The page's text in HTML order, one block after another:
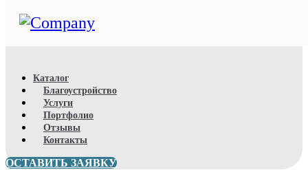
Каталог
Благоустройство
Услуги
Портфолио
Отзывы
Контакты
ОСТАВИТЬ ЗАЯВКУ